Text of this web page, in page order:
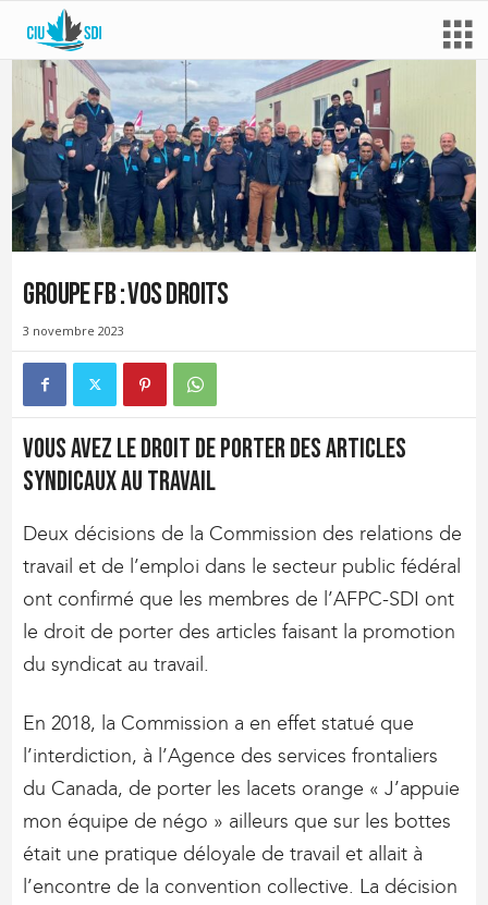
Groupe FB : vos droits
3 novembre 2023
Vous avez le droit de porter des articles
syndicaux au travail
Deux décisions de la Commission des relations de
travail et de l’emploi dans le secteur public fédéral
ont confirmé que les membres de l’AFPC-SDI ont
le droit de porter des articles faisant la promotion
du syndicat au travail.
En 2018, la Commission a en effet statué que
l’interdiction, à l’Agence des services frontaliers
du Canada, de porter les lacets orange « J’appuie
mon équipe de négo » ailleurs que sur les bottes
était une pratique déloyale de travail et allait à
l’encontre de la convention collective. La décision